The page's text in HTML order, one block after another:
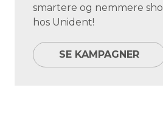
smartere og nemmere
hos Unident!
SE KAMPAGNER